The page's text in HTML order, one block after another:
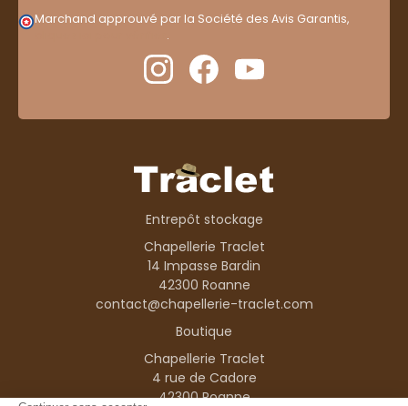
Marchand approuvé par la Société des Avis Garantis,
.
Entrepôt stockage
Chapellerie Traclet
14 Impasse Bardin
42300 Roanne
contact@chapellerie-traclet.com
Boutique
Chapellerie Traclet
4 rue de Cadore
42300 Roanne